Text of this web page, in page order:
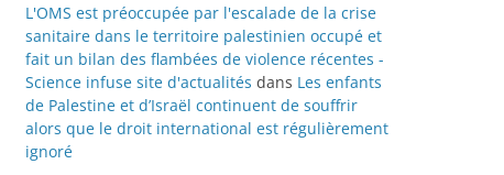
L'OMS est préoccupée par l'escalade de la crise
sanitaire dans le territoire palestinien occupé et
fait un bilan des flambées de violence récentes -
Science infuse site d'actualités dans Les enfants
de Palestine et d’Israël continuent de souffrir
alors que le droit international est régulièrement
ignoré